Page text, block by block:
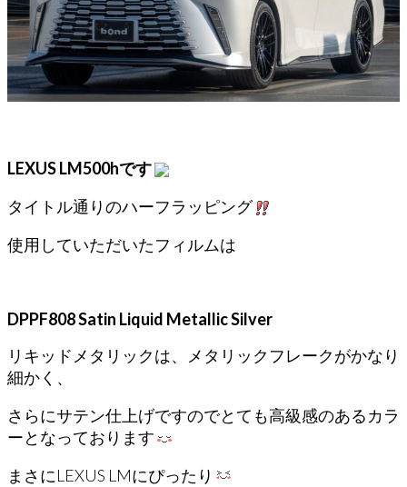
LEXUS LM500hです
タイトル通りのハーフラッピング
使用していただいたフィルムは
DPPF808 Satin Liquid Metallic Silver
リキッドメタリックは、メタリックフレークがかなり
細かく、
さらにサテン仕上げですのでとても高級感のあるカラ
ーとなっております
まさにLEXUS LMにぴったり